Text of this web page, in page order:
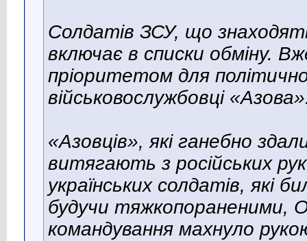
Солдатів ЗСУ, що
включає в списки обміну.
пріоритетом для
військовослужбовці
«Азовців», якi ганебно
витягають з російських
українських солдатів, які
будучи тяжкопораненими,
командування махнуло